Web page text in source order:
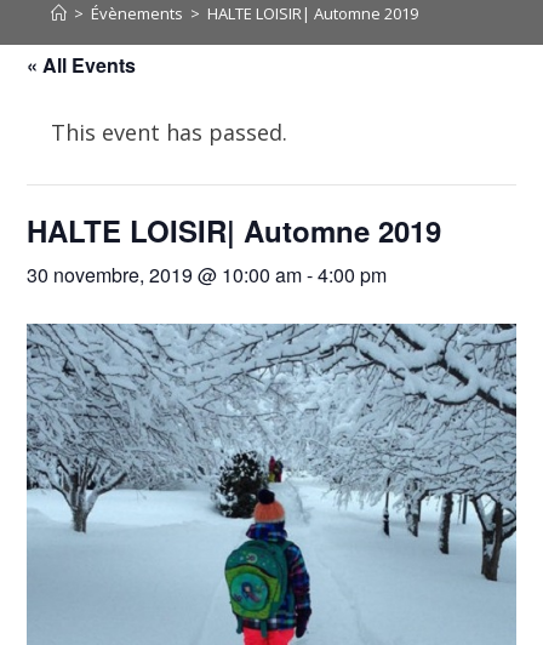
> Évènements > HALTE LOISIR| Automne 2019
« All Events
This event has passed.
HALTE LOISIR| Automne 2019
30 novembre, 2019 @ 10:00 am-4:00 pm